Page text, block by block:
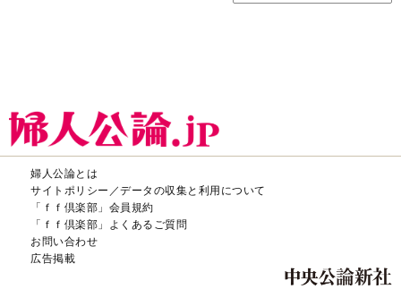
婦人公論とは
サイトポリシー／データの収集と利用について
「ｆｆ倶楽部」会員規約
「ｆｆ倶楽部」よくあるご質問
お問い合わせ
広告掲載